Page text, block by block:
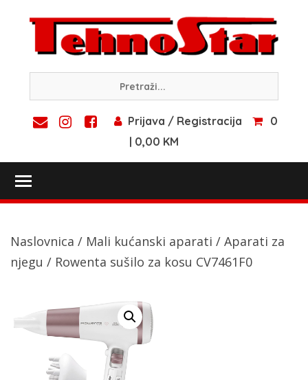
content
Prijava / Registracija
0
| 0,00 KM
Naslovnica / Mali kućanski aparati / Aparati za
njegu / Rowenta sušilo za kosu CV7461F0